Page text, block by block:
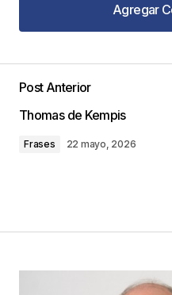
Agregar
Agregar
publicada. Los
Your Name*
Post Anterior
Thomas de Kempis
Frases 22 mayo, 2026